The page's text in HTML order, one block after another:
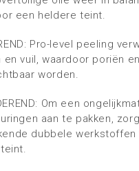
een heldere teint.
Pro-level peeling
en vuil, waardoor poriën
worden.
: Om een
aan te pakken,
dubbele werkstoffen